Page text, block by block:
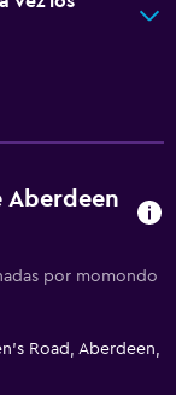
Aberdeen
por momondo
Road, Aberdeen,